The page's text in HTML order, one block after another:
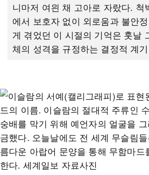
니마저 여읜 채 고아로 자랐다. 척
에서 보호자 없이 외로움과 불안
게 겪었던 이 시절의 기억은 훗날
체의 성격을 규정하는 결정적 계